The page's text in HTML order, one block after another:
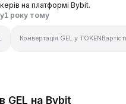
на платформі Bybit.
1 року тому
Конвертація GEL у TOKEN
GEL на Bybit